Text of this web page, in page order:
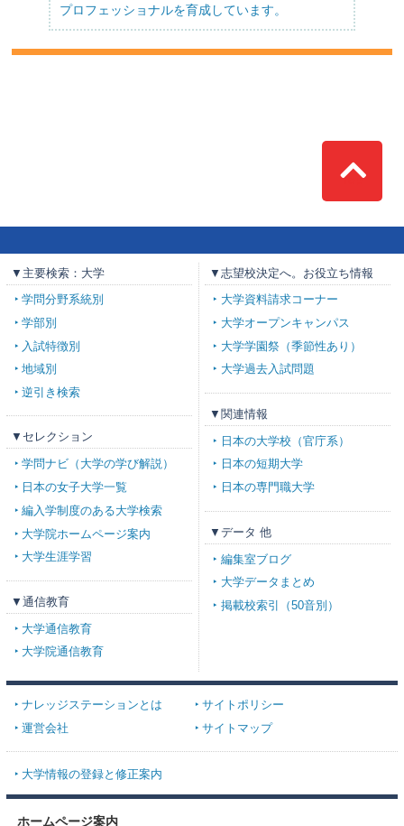
プロフェッショナルを育成しています。
Top
▼主要検索：大学
学問分野系統別
学部別
入試特徴別
地域別
逆引き検索
▼セレクション
学問ナビ（大学の学び解説）
日本の女子大学一覧
編入学制度のある大学検索
大学院ホームページ案内
大学生涯学習
▼通信教育
大学通信教育
大学院通信教育
▼志望校決定へ。お役立ち情報
大学資料請求コーナー
大学オープンキャンパス
大学学園祭（季節性あり）
大学過去入試問題
▼関連情報
日本の大学校（官庁系）
日本の短期大学
日本の専門職大学
▼データ 他
編集室ブログ
大学データまとめ
掲載校索引（50音別）
ナレッジステーションとは
サイトポリシー
運営会社
サイトマップ
大学情報の登録と修正案内
ホームページ案内